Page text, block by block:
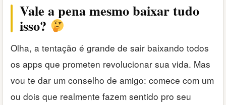
Vale a pena mesmo baixar tudo
isso?
Olha, a tentação é grande de sair baixando todos
os apps que prometen revolucionar sua vida. Mas
vou te dar um conselho de amigo: comece com um
ou dois que realmente fazem sentido pro seu